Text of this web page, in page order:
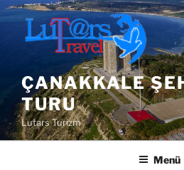
İçeriğe
geç
ÇANAKKALE
TURU
Lutars Turizm
Menü